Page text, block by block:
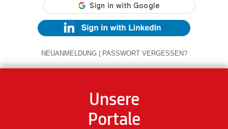
NEUANMELDUNG | PASSWORT VERGESSEN?
Unsere
Portale